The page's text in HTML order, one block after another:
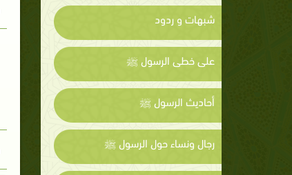
شبهات و ردود
على خطى الرسول ﷺ
أحاديث الرسول ﷺ
رجال ونساء حول الرسول ﷺ